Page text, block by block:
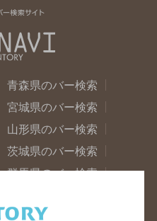
青森県のバー検索
宮城県のバー検索
山形県のバー検索
茨城県のバー検索
群馬県のバー検索
東京都のバー検索